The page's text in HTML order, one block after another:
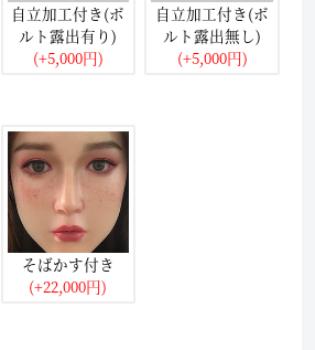
自立加工付き(ボ
ルト露出有り)
(+5,000円)
自立加工付き(ボ
ルト露出無し)
(+5,000円)
そばかす付き
(+22,000円)